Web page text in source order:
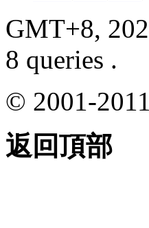
GMT+8,
8 queries .
© 2001-
返回頂部